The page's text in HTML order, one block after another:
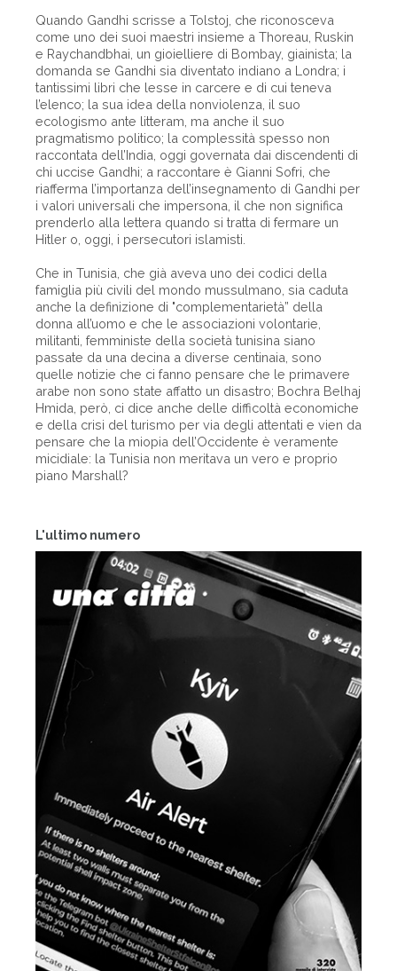
L'ultimo numero
Quando Gandhi scrisse a Tolstoj, che riconosceva
come uno dei suoi maestri insieme a Thoreau, Ruskin
e Raychandbhai, un gioielliere di Bombay, giainista; la
domanda se Gandhi sia diventato indiano a Londra; i
tantissimi libri che lesse in carcere e di cui teneva
l’elenco; la sua idea della nonviolenza, il suo
ecologismo ante litteram, ma anche il suo
pragmatismo politico; la complessità spesso non
raccontata dell’India, oggi governata dai discendenti di
chi uccise Gandhi; a raccontare è Gianni Sofri, che
riafferma l’importanza dell’insegnamento di Gandhi per
i valori universali che impersona, il che non significa
prenderlo alla lettera quando si tratta di fermare un
Hitler o, oggi, i persecutori islamisti.
Che in Tunisia, che già aveva uno dei codici della
famiglia più civili del mondo mussulmano, sia caduta
anche la definizione di "complementarietà” della
donna all’uomo e che le associazioni volontarie,
militanti, femministe della società tunisina siano
passate da una decina a diverse centinaia, sono
quelle notizie che ci fanno pensare che le primavere
arabe non sono state affatto un disastro; Bochra Belhaj
Hmida, però, ci dice anche delle difficoltà economiche
e della crisi del turismo per via degli attentati e vien da
pensare che la miopia dell’Occidente è veramente
micidiale: la Tunisia non meritava un vero e proprio
piano Marshall?